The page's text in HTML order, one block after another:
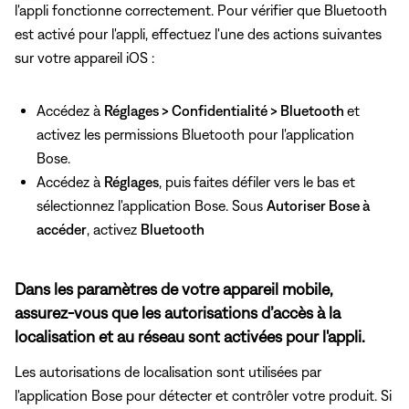
l'appli fonctionne correctement. Pour vérifier que Bluetooth
est activé pour l'appli, effectuez l'une des actions suivantes
sur votre appareil iOS :
Accédez à Réglages > Confidentialité > Bluetooth et
activez les permissions Bluetooth pour l'application
Bose.
Accédez à Réglages , puisfaites défiler vers le bas et
sélectionnez l'application Bose. Sous Autoriser Bose à
accéder , activez Bluetooth
Dans les paramètres de votre appareil mobile,
assurez-vous que les autorisations d’accès à la
localisation et au réseau sont activées pour l'appli.
Les autorisations de localisation sont utilisées par
l'application Bose pour détecter et contrôler votre produit. Si